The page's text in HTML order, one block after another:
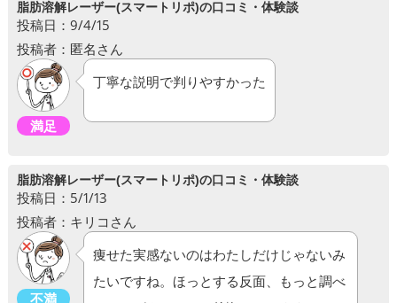
脂肪溶解レーザー(スマートリポ)の口コミ・体験談
投稿日：9/4/15
投稿者：匿名さん
満足
丁寧な説明で判りやすかった
脂肪溶解レーザー(スマートリポ)の口コミ・体験談
投稿日：5/1/13
投稿者：キリコさん
不満
痩せた実感ないのはわたしだけじゃないみ
たいですね。ほっとする反面、もっと調べ